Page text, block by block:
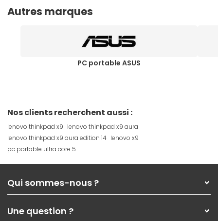
Autres marques
PC portable ASUS
Nos clients recherchent aussi :
lenovo thinkpad x9 lenovo thinkpad x9 aura
lenovo thinkpad x9 aura edition 14 lenovo x9
pc portable ultra core 5
Qui sommes-nous ?
Nos services
Une question ?